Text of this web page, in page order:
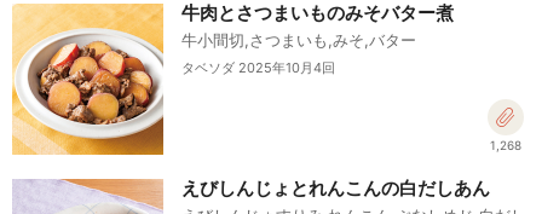
牛肉とさつまいものみそバター煮
牛小間切,さつまいも,みそ,バター
タベソダ 2025年10月4回
1,268
えびしんじょとれんこんの白だしあん